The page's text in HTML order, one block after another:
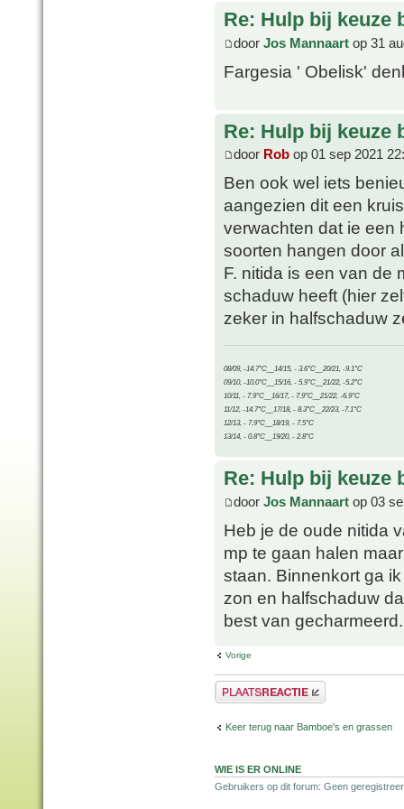
Re: Hulp bij keuze
door Jos Mannaart op 31
Fargesia ' Obelisk'
Re: Hulp bij keuze
door Rob op 01 sep 2021
Ben ook wel iets
aangezien dit een
verwachten dat ie een
soorten hangen door
F. nitida is een van de
schaduw heeft (hier
zeker in halfschaduw
08/09, -14.7°C__14/15, - 3.6°C__20/21, -9.1°C
09/10, -10.0°C__15/16, - 5.9°C__21/22, -5.2°C
10/11, - 7.9°C__16/17, - 7.9°C__21/22, -6.9°C
11/12, -14.7°C__17/18, - 8.3°C__22/23, -7.1°C
12/13, - 7.9°C__18/19, - 7.5°C
13/14, - 0.8°C__19/20, - 2.8°C
Re: Hulp bij keuze
door Jos Mannaart op 03
Heb je de oude nitida
mp te gaan halen
staan. Binnenkort ga
zon en halfschaduw
best van gecharmeerd.
Vorige
Plaats een reactie
Keer terug naar Bamboe's en grassen
WIE IS ER ONLINE
Gebruikers op dit forum: Geen